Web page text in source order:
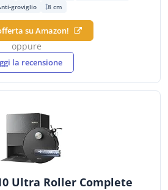
groviglio
8 cm
su Amazon!
oppure
la recensione
Ultra Roller Complete